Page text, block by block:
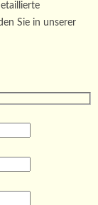
Sie in unserer